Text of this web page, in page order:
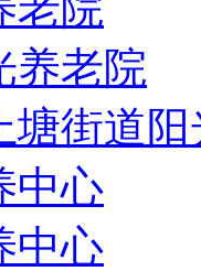
养老院
塘街道
中心
中心